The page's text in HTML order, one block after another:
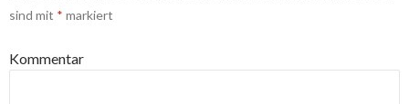
sind mit * markiert
Kommentar